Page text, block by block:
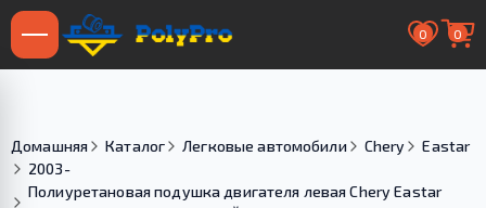
0 0
Домашняя Каталог Легковые автомобили Chery
Eastar
2003-
Полиуретановая подушка двигателя левая Chery Eastar